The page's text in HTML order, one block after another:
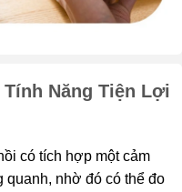
Năng Tiện Lợi
có tích hợp một cảm
quanh, nhờ đó có thể đo